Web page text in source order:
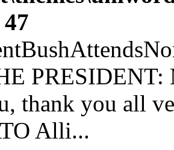
47
thank you all
Alli...